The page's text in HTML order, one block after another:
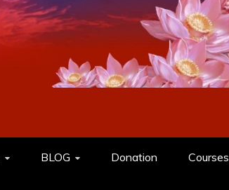
BLOG Donation Courses